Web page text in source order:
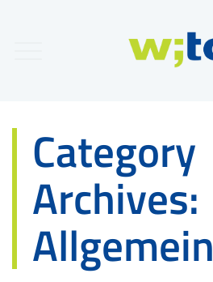
Category
Archives:
Allgemein